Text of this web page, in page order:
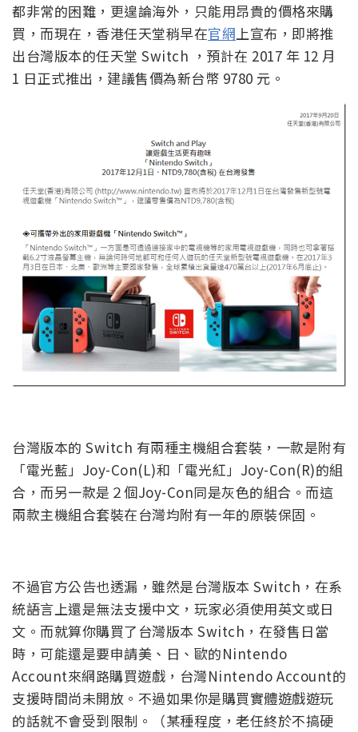
都非常的困難，更遑論海外，只能用昂貴的價格來購
買，而現在，香港任天堂稍早在官網上宣布，即將推
出台灣版本的任天堂 Switch ，預計在 2017 年 12 月
1 日正式推出，建議售價為新台幣 9780 元。
台灣版本的 Switch 有兩種主機組合套裝，一款是附有
「電光藍」Joy-Con(L)和「電光紅」Joy-Con(R)的組
合，而另一款是２個Joy-Con同是灰色的組合。而這
兩款主機組合套裝在台灣均附有一年的原裝保固。
不過官方公告也透漏，雖然是台灣版本 Switch，在系
統語言上還是無法支援中文，玩家必須使用英文或日
文。而就算你購買了台灣版本 Switch，在發售日當
時，可能還是要申請美、日、歐的Nintendo
Account來網路購買遊戲，台灣Nintendo Account的
支援時間尚未開放。不過如果你是購買實體遊戲遊玩
的話就不會受到限制。（某種程度，老任終於不搞硬